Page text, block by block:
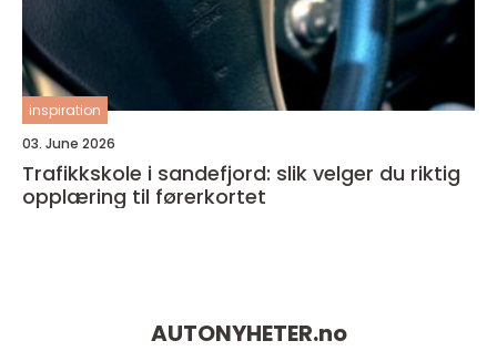
inspiration
03. June 2026
Trafikkskole i sandefjord: slik velger du riktig
opplæring til førerkortet
AUTONYHETER.no